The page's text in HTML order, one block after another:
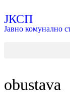
ЈКСП
Јавно комунално
obustava